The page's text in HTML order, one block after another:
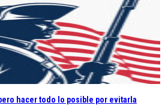
hacer todo lo posible por evitarla